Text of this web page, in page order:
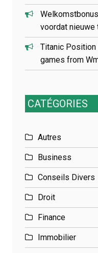
voordat
Titanic
games from
CATÉGORIES
Autres
Business
Conseils Divers
Droit
Finance
Immobilier